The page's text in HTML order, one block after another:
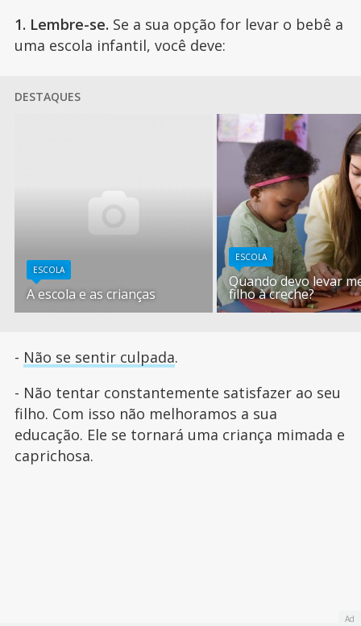
1. Lembre-se. Se a sua opção for levar o bebê a
uma escola infantil, você deve:
DESTAQUES
ESCOLA
A escola e as crianças
ESCOLA
Quando devo levar
filho à creche?
- Não se sentir culpada.
- Não tentar constantemente satisfazer ao seu
filho. Com isso não melhoramos a sua
educação. Ele se tornará uma criança mimada e
caprichosa.
Ad